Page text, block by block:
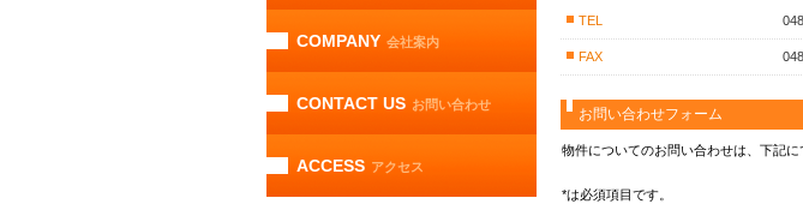
TEL
FAX
お問い合わせフォーム
物件についてのお問い合わせは、下記に
*は必須項目です。
COMPANY 会社案内
CONTACT US お問い合わせ
ACCESS アクセス